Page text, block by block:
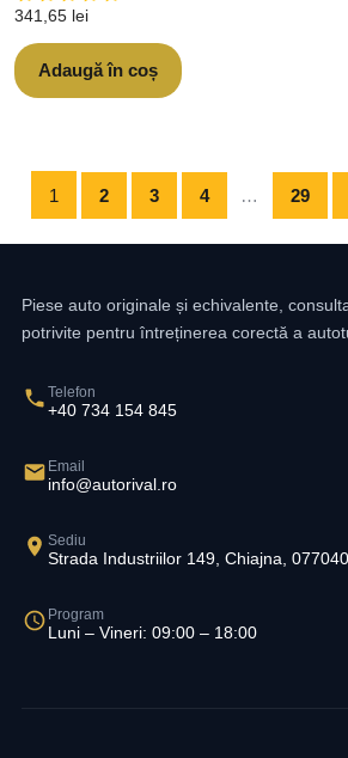
341,65 lei
Adaugă în coș
1 2 3 4 … 29
Piese auto originale și echivalente,
potrivite pentru întreținerea corectă a
Telefon
+40 734 154 845
Email
info@autorival.ro
Sediu
Strada Industriilor 149, Chiajna, 077040
Program
Luni – Vineri: 09:00 – 18:00